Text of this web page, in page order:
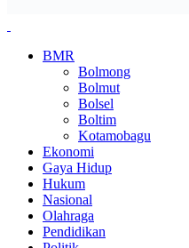
BMR
Bolmong
Bolmut
Bolsel
Boltim
Kotamobagu
Ekonomi
Gaya Hidup
Hukum
Nasional
Olahraga
Pendidikan